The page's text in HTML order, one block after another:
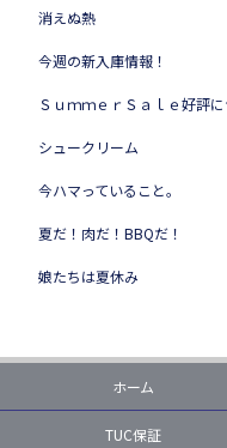
消えぬ熱
今週の新入庫情報！
ＳｕｍｍｅｒＳａｌｅ好評
シュークリーム
今ハマっていること。
夏だ！肉だ！BBQだ！
娘たちは夏休み
ホーム
TUC保証